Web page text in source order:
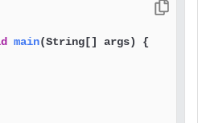
main(String[] args) {